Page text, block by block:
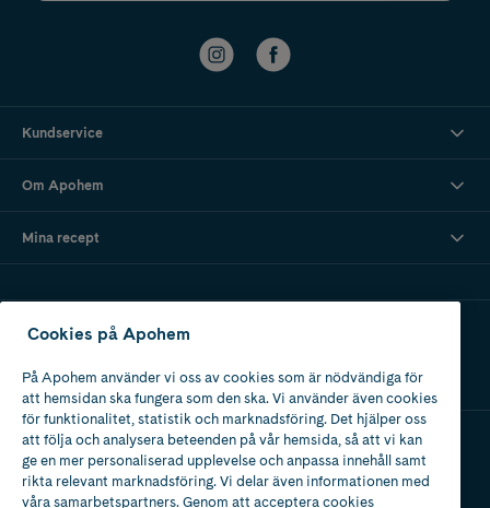
Kundservice
Om Apohem
Mina recept
Ladda ner vår app
Apotek med tillstånd
av Läkemedelsverket
Cookies på Apohem
På Apohem använder vi oss av cookies som är nödvändiga för
att hemsidan ska fungera som den ska. Vi använder även cookies
för funktionalitet, statistik och marknadsföring. Det hjälper oss
att följa och analysera beteenden på vår hemsida, så att vi kan
ge en mer personaliserad upplevelse och anpassa innehåll samt
rikta relevant marknadsföring. Vi delar även informationen med
våra samarbetspartners. Genom att acceptera cookies